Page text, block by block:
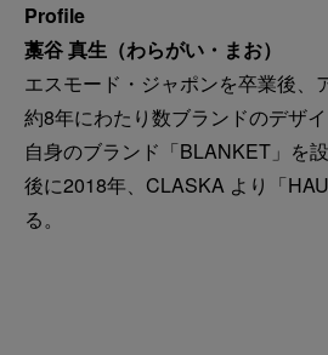
Profile
藁谷 真生（わらがい・まお）
エスモード・ジャポンを卒業後、
約8年にわたり数ブランドのデザイ
自身のブランド「BLANKET」を
後に2018年、CLASKA より「
る。